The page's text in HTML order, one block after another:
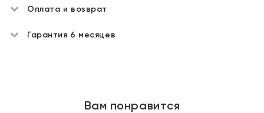
Оплата и возврат
Гарантия 6 месяцев
Вам понравится